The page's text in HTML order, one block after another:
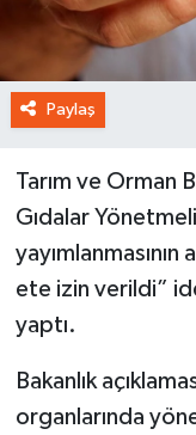
Paylaş
Tarım ve Orman
Gıdalar
ete izin verildi”
yaptı.
Bakanlık
organlarında